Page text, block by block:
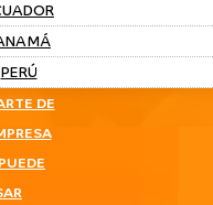
PERÚ
DE